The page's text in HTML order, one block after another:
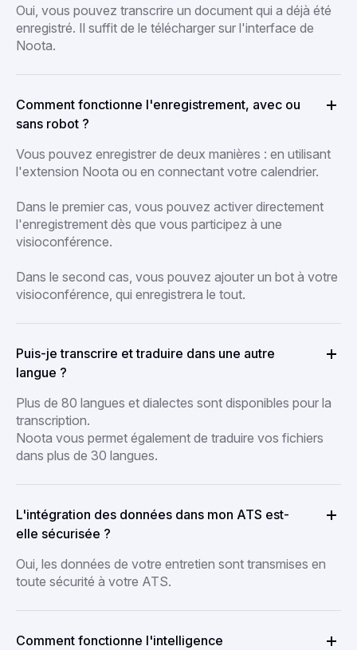
Oui, vous pouvez transcrire un document qui a déjà été
enregistré. Il suffit de le télécharger sur l'interface de
Noota.
Comment fonctionne l'enregistrement, avec ou
sans robot ?
Vous pouvez enregistrer de deux manières : en utilisant
l'extension Noota ou en connectant votre calendrier.
Dans le premier cas, vous pouvez activer directement
l'enregistrement dès que vous participez à une
visioconférence.
Dans le second cas, vous pouvez ajouter un bot à votre
visioconférence, qui enregistrera le tout.
Puis-je transcrire et traduire dans une autre
langue ?
Plus de 80 langues et dialectes sont disponibles pour la
transcription.
Noota vous permet également de traduire vos fichiers
dans plus de 30 langues.
L'intégration des données dans mon ATS est-
elle sécurisée ?
Oui, les données de votre entretien sont transmises en
toute sécurité à votre ATS.
Comment fonctionne l'intelligence